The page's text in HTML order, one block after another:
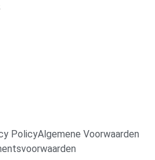
PolicyAlgemene Voorwaarden